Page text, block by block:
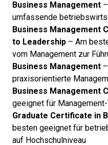
Business Management
umfassende
Business Management
to Leadership – Am
vom Management zur
Business Management
praxisorientierte
Business Management
geeignet für
Graduate Certificate in
besten geeignet für
auf Hochschulniveau